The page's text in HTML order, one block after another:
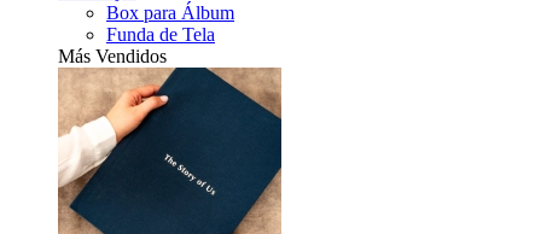
Box para Álbum
Funda de Tela
Más Vendidos